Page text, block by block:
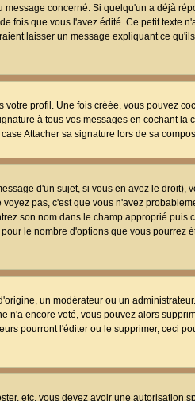
message concerné. Si quelqu'un a déjà
fois que vous l'avez édité. Ce petit texte
laisser un message expliquant ce
votre profil. Une fois créée, vous pouvez
à tous vos messages en cochant
Attacher sa signature lors de sa
d'un sujet, si vous en avez le droit),
pas, c'est que vous n'avez
son nom dans le champ approprié puis
le nombre d'options que vous pourrez
un modérateur ou un
encore voté, vous pouvez alors
pourront l'éditer ou le supprimer, ceci
etc. vous devez avoir une autorisation